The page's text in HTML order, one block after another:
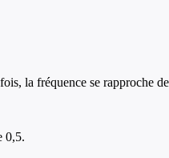
la fréquence se rapproche
0,5.